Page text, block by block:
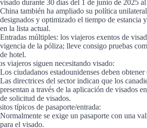
visado durante 30 días del 1 de junio de 2025
China también ha ampliado su política
designados y optimizado el tiempo de estancia
en la lista actual.
Entradas múltiples: los viajeros exentos de
vigencia de la póliza; lleve consigo pruebas
de hotel.
viajeros siguen necesitando visado:
Los ciudadanos estadounidenses deben
Las directrices del sector indican que los
presentan a través de la aplicación de visados
de solicitud de visados.
típicos de pasaporte/entrada:
Normalmente se exige un pasaporte con una
para el visado.